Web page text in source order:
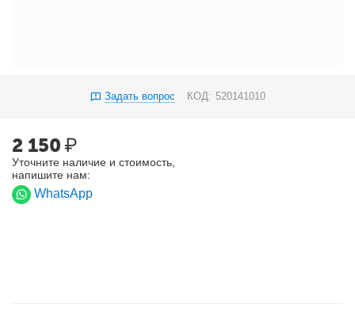
Задать вопрос КОД: 520141010
2 150₽
Уточните наличие и стоимость,
напишите нам:
WhatsApp